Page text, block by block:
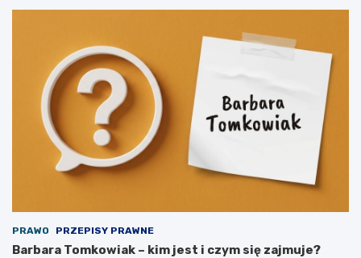
PRAWO PRZEPISY PRAWNE
Barbara Tomkowiak – kim jest i czym się zajmuje?